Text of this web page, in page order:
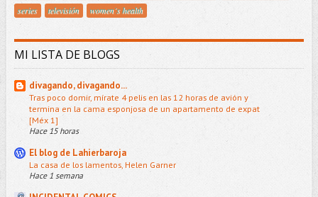
series
televisión women´s health
MI LISTA DE BLOGS
divagando, divagando...
Tras poco domir, mírate 4 pelis en las 12 horas de avión y
termina en la cama esponjosa de un apartamento de expat
[Méx 1]
Hace 15 horas
El blog de Lahierbaroja
La casa de los lamentos, Helen Garner
Hace 1 semana